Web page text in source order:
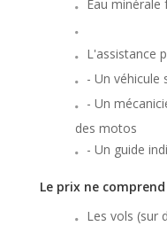
Eau
L'assistance
- Un véhicule
- Un
des motos
- Un guide
Le prix ne
Les vols (sur